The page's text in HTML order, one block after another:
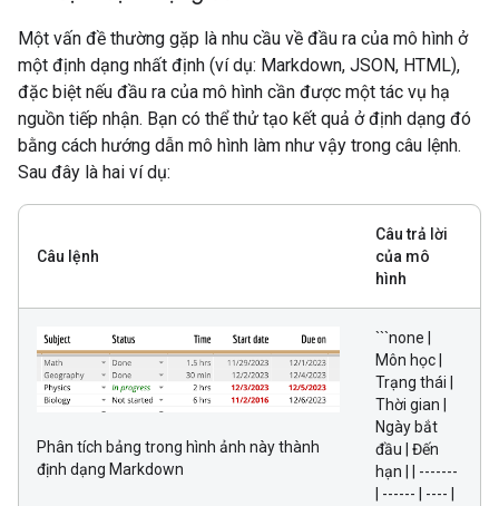
Một vấn đề thường gặp là nhu cầu về đầu ra của mô hình ở
một định dạng nhất định (ví dụ: Markdown, JSON, HTML),
đặc biệt nếu đầu ra của mô hình cần được một tác vụ hạ
nguồn tiếp nhận. Bạn có thể thử tạo kết quả ở định dạng đó
bằng cách hướng dẫn mô hình làm như vậy trong câu lệnh.
Sau đây là hai ví dụ:
Câu lệnh
Câu trả lời
của mô
hình
Phân tích bảng trong hình ảnh này thành
định dạng Markdown
```none |
Môn học |
Trạng thái |
Thời gian |
Ngày bắt
đầu | Đến
hạn | | -------
| ------ | ---- |